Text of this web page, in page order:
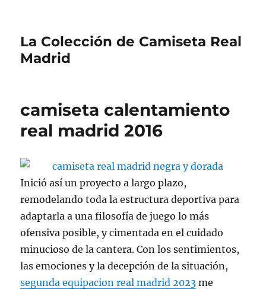
La Colección de Camiseta Real
Madrid
camiseta calentamiento
real madrid 2016
Inició así un proyecto a largo plazo,
remodelando toda la estructura deportiva para
adaptarla a una filosofía de juego lo más
ofensiva posible, y cimentada en el cuidado
minucioso de la cantera. Con los sentimientos,
las emociones y la decepción de la situación,
segunda equipacion real madrid 2023 me